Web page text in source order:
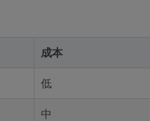
成本
低
中